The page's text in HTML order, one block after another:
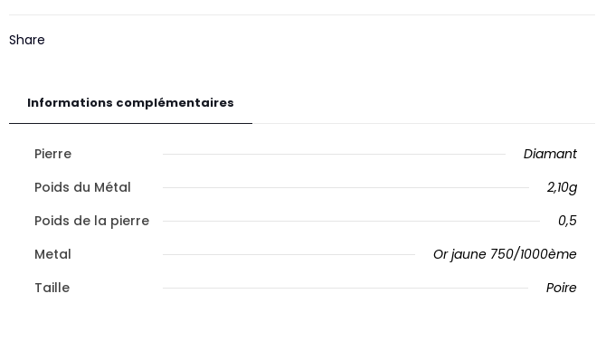
Share
Informations complémentaires
Pierre
Diamant
Poids du Métal
2,10g
Poids de la pierre
0,5
Metal
Or jaune 750/1000ème
Taille
Poire